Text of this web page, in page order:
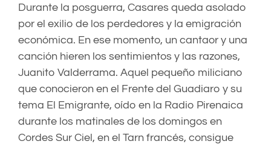
Durante la posguerra, Casares queda asolado
por el exilio de los perdedores y la emigración
económica. En ese momento, un cantaor y una
canción hieren los sentimientos y las razones,
Juanito Valderrama. Aquel pequeño miliciano
que conocieron en el Frente del Guadiaro y su
tema El Emigrante, oído en la Radio Pirenaica
durante los matinales de los domingos en
Cordes Sur Ciel, en el Tarn francés, consigue